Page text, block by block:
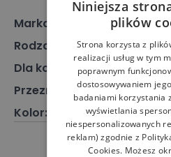
Marka
Rodzaj
Obuwie, Klapki
Dla kogo
Dla niej
Przeznaczenie: Klapki
Kolor: Czarny
Niniejsza
plików
Strona korzysta z
realizacji usług w tym
poprawnym
dostosowywaniem
badaniami korzystania
wyświetlania
niespersonalizowanych
reklam) zgodnie z
Cookies. Możesz